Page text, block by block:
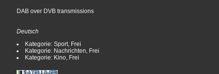
DAB over DVB transmissions
Deutsch
Kategorie: Sport, Frei
Kategorie: Nachrichten, Frei
Kategorie: Kino, Frei